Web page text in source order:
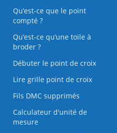
Qu’est-ce que le point
compté ?
Qu’est‑ce qu’une toile à
broder ?
Débuter le point de croix
Lire grille point de croix
Fils DMC supprimés
Calculateur d'unité de
mesure